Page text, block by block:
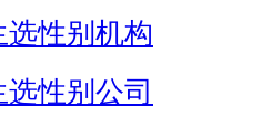
选性别机构
选性别公司